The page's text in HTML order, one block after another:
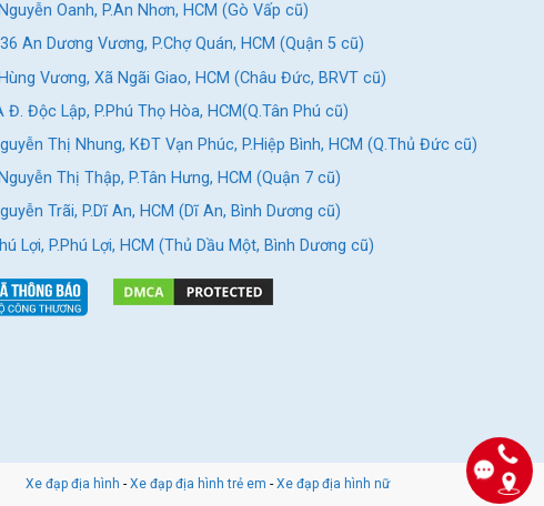
Oanh, P.An Nhơn, HCM (Gò Vấp cũ)
An Dương Vương, P.Chợ Quán, HCM (Quận 5 cũ)
Vương, Xã Ngãi Giao, HCM (Châu Đức, BRVT cũ)
Đ. Độc Lập, P.Phú Thọ Hòa, HCM(Q.Tân Phú cũ)
Thị Nhung, KĐT Vạn Phúc, P.Hiệp Bình, HCM (Q.Thủ Đức cũ)
Thị Thập, P.Tân Hưng, HCM (Quận 7 cũ)
Trãi, P.Dĩ An, HCM (Dĩ An, Bình Dương cũ)
Lợi, P.Phú Lợi, HCM (Thủ Dầu Một, Bình Dương cũ)
Xe đạp địa hình - Xe đạp địa hình trẻ em - Xe đạp địa hình nữ